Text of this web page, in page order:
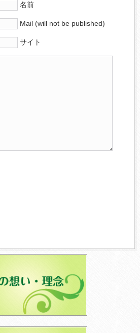
名前
Mail (will not be published)
サイト